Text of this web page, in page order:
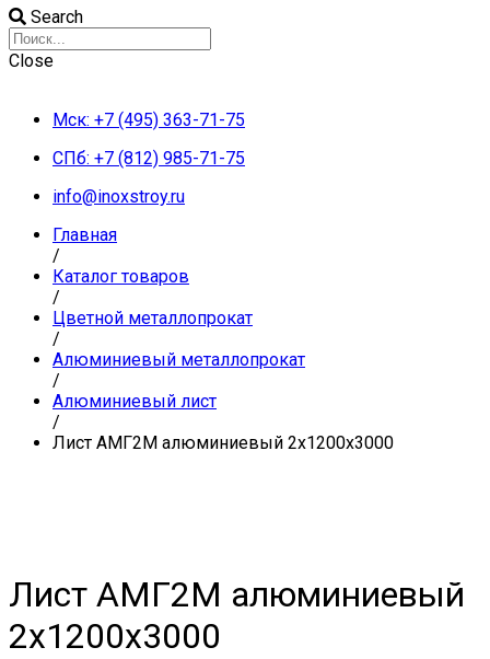
Search
Close
Мск: +7 (495) 363-71-75
СПб: +7 (812) 985-71-75
info@inoxstroy.ru
Главная
/
Каталог товаров
/
Цветной металлопрокат
/
Алюминиевый металлопрокат
/
Алюминиевый лист
/
Лист АМГ2М алюминиевый 2х1200х3000
Лист АМГ2М алюминиевый
2х1200х3000